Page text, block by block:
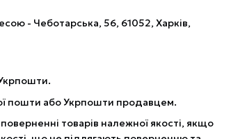
- Чеботарська, 56, 61052, Харків,
пошти або Укрпошти продавцем.
товарів належної якості, якщо